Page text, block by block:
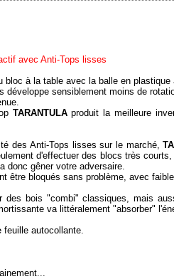
avec Anti-Tops lisses
bloc à la table avec la balle en plastique
développe sensiblement moins de
TARANTULAproduit la meilleure
des Anti-Tops lisses sur le marché,
d'effectuer des blocs très
donc gêner votre adversaire.
être bloqués sans problème, avec
des bois "combi" classiques, mais
va littéralement "absorber"
feuille autocollante.